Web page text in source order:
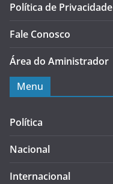
Política de Privacidade
Fale Conosco
Área do Aministrador
Menu
Política
Nacional
Internacional